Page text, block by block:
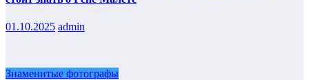
01.10.2025 admin
Знаменитые фотографы